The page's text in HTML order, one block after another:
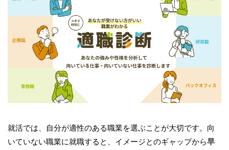
就活では、自分が適性のある職業を選ぶことが大切です。向
いていない職業に就職すると、イメージとのギャップから早